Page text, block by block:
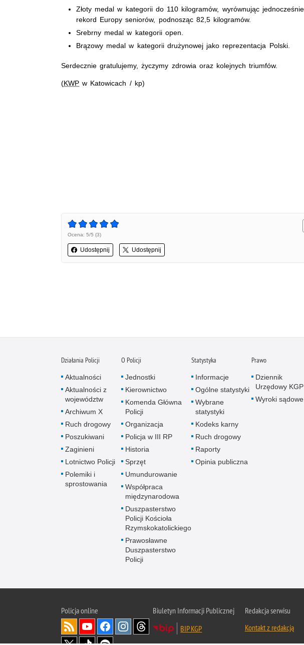
Złoty medal w kategorii do 110 kilogramów, wyrównując jednocześnie
rekord Europy seniorów, podnosząc 82,5 kilogramów.
Srebrny medal w kategorii open.
Brązowy medal w kategorii drużynowej jako reprezentacja Polski.
Serdecznie gratulujemy, życzymy zdrowia oraz kolejnych triumfów.
(KWP w Katowicach / kp)
Ocena: 5/5 (3)
Udostępnij Udostępnij
Działania Policji
Aktualności
Aktualności z
województw
Archiwum X
Ruch drogowy
Poszukiwani
Zaginieni
Lotnictwo Policji
Polemiki i
sprostowania
O Policji
Jednostki
Kierownictwo
Komenda Główna
Policji
Organizacja
Policja w III RP
Historia
Sprzęt
Umundurowanie
Współpraca
międzynarodowa
Duszpasterstwo
Policji Kościoła
Rzymskokatolickiego
Prawosławne
Duszpasterstwo
Policji
Statystyka
Informacje
Ogólne statystyki
Wybrane
statystyki
Kodeks karny
Ruch drogowy
Raporty
Opinia publiczna
Prawo
Dziennik
Urzędowy KGP
Wyroki sądowe
Policjaonline
Biuletyn Informacji Publicznej
BIP KGP
Redakcja serwisu
Kontakt z redakcją